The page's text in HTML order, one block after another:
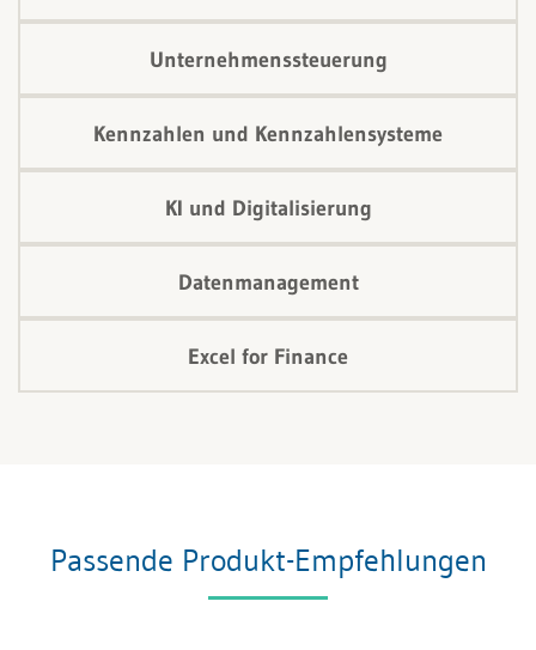
Unternehmenssteuerung
Kennzahlen und Kennzahlensysteme
KI und Digitalisierung
Datenmanagement
Excel for Finance
Passende Produkt-Empfehlungen